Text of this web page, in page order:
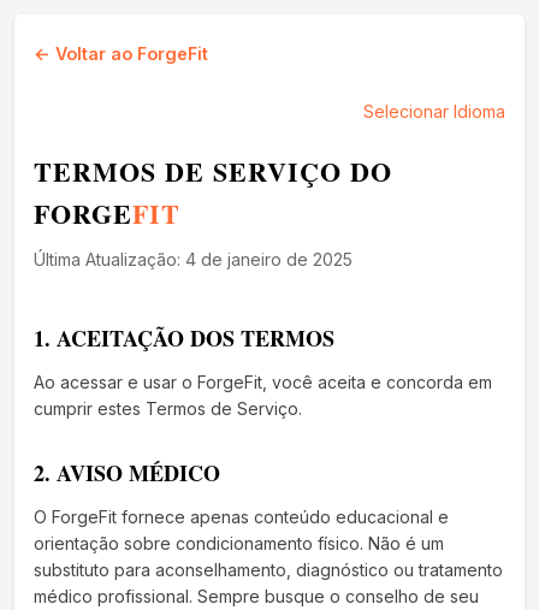
← Voltar ao ForgeFit
Selecionar Idioma
TERMOS DE SERVIÇO DO
FORGEFIT
Última Atualização: 4 de janeiro de 2025
1. ACEITAÇÃO DOS TERMOS
Ao acessar e usar o ForgeFit, você aceita e concorda em
cumprir estes Termos de Serviço.
2. AVISO MÉDICO
O ForgeFit fornece apenas conteúdo educacional e
orientação sobre condicionamento físico. Não é um
substituto para aconselhamento, diagnóstico ou tratamento
médico profissional. Sempre busque o conselho de seu